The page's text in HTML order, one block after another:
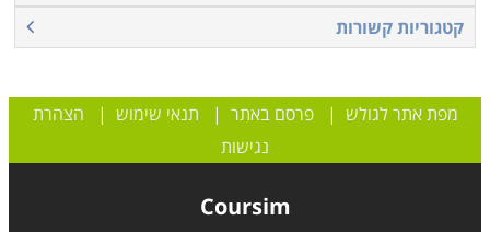
קטגוריות קשורות
מפת אתר לגולש |פרסם באתר | תנאי שימוש | הצהרת
נגישות
Coursim